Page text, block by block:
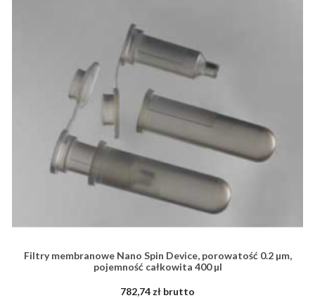
Filtry membranowe Nano Spin Device, porowatość 0.2 µm,
pojemność całkowita 400 µl
782,74 zł brutto